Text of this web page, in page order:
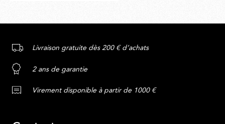
Livraison gratuite dès 200 € d’achats
2 ans de garantie
Virement disponible à partir de 1000 €